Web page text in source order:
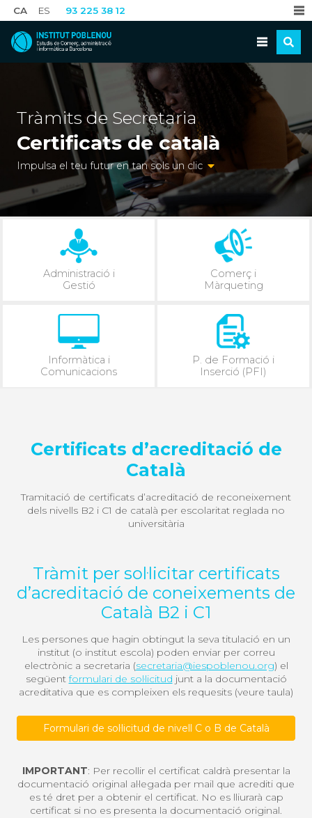
CA ES 93 225 38 12
Tràmits de Secretaria
Certificats de català
Impulsa el teu futur en tan sols un clic
Administració i
Gestió
Comerç i
Màrqueting
Informàtica i
Comunicacions
P. de Formació i
Inserció (PFI)
Certificats d’acreditació de
Català
Tramitació de certificats d’acreditació de reconeixement
dels nivells B2 i C1 de català per escolaritat reglada no
universitària
Tràmit per sol·licitar certificats
d’acreditació de coneixements de
Català B2 i C1
Les persones que hagin obtingut la seva titulació en un
institut (o institut escola) poden enviar per correu
electrònic a secretaria (secretaria@iespoblenou.org) el
següentformulari de sol·licitud junt a la documentació
acreditativa que es compleixen els requesits (veure taula)
Formulari de sol·licitud de nivell C o B de Català
IMPORTANT: Per recollir el certificat caldrà presentar la
documentació original al·legada per mail que acrediti que
es té dret per a obtenir el certificat. No es lliurarà cap
certificat si no es presenta la documentació original.